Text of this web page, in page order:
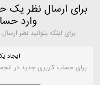
برای ارسال نظر یک
وارد
برای اینکه بتوانید نظر
ایجاد
برای حساب کاربری جدید در